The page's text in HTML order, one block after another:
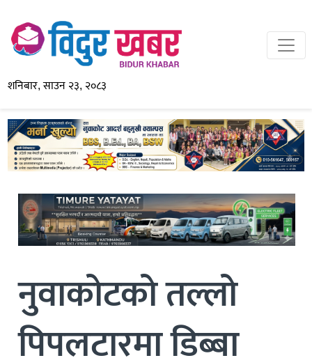
शनिबार, साउन २३, २०८३
नुवाकोटको तल्लो
पिपलटारमा डिब्बा